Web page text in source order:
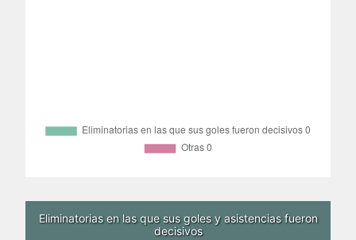
Eliminatorias en las que sus goles y asistencias fueron
decisivos